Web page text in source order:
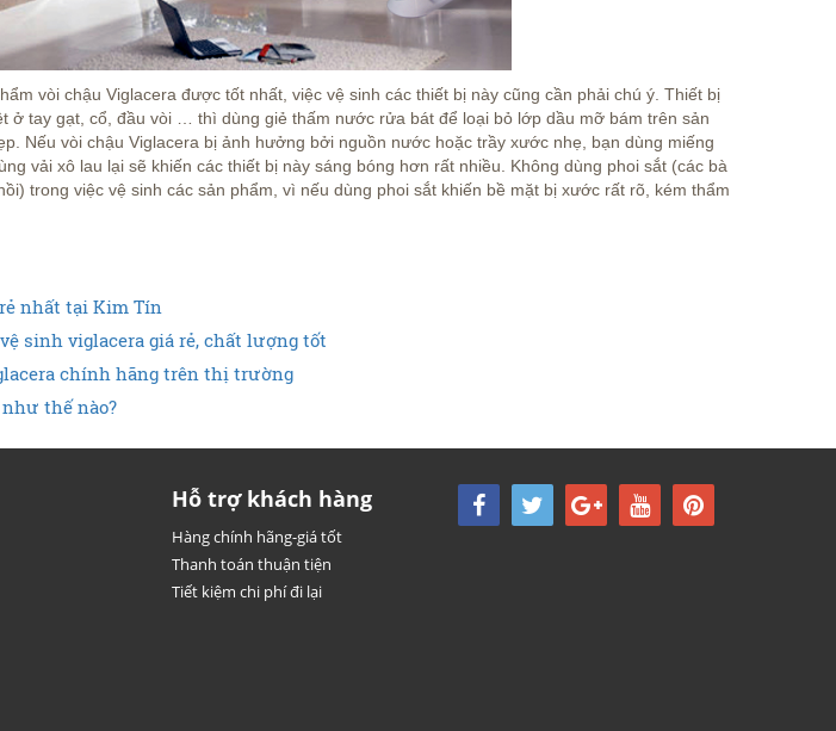
vòi chậu Viglacera được tốt nhất, việc vệ sinh các thiết bị này cũng cần phải chú ý. Thiết bị
ở tay gạt, cổ, đầu vòi … thì dùng giẻ thấm nước rửa bát để loại bỏ lớp dầu mỡ bám trên sản
Nếu vòi chậu Viglacera bị ảnh hưởng bởi nguồn nước hoặc trầy xước nhẹ, bạn dùng miếng
vải xô lau lại sẽ khiến các thiết bị này sáng bóng hơn rất nhiều. Không dùng phoi sắt (các bà
trong việc vệ sinh các sản phẩm, vì nếu dùng phoi sắt khiến bề mặt bị xước rất rõ, kém thẩm
nhất tại Kim Tín
sinh viglacera giá rẻ, chất lượng tốt
chính hãng trên thị trường
thế nào?
Hỗ trợ khách hàng
Hàng chính hãng-giá tốt
Thanh toán thuận tiện
Tiết kiệm chi phí đi lại